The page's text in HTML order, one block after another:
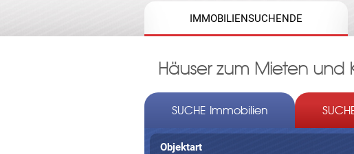
IMMOBILIENSUCHENDE
Häuser zum Mieten und
SUCHE Immobilien
Objektart